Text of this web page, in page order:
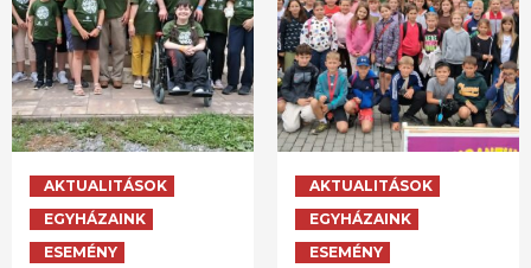
AKTUALITÁSOK
EGYHÁZAINK
ESEMÉNY
AKTUALITÁSOK
EGYHÁZAINK
ESEMÉNY